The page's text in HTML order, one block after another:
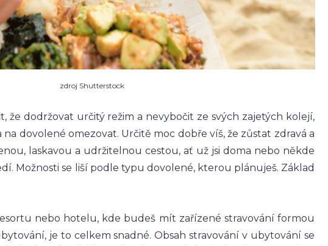
zdroj Shutterstock
že dodržovat určitý režim a nevybočit ze svých zajetých kolejí,
na dovolené omezovat. Určitě moc dobře víš, že zůstat zdravá a
laskavou a udržitelnou cestou, ať už jsi doma nebo někde
Možnosti se liší podle typu dovolené, kterou plánuješ. Základ
nebo hotelu, kde budeš mít zařízené stravování formou
je to celkem snadné. Obsah stravování v ubytování se